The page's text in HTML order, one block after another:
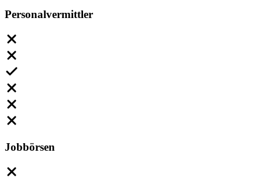
Personalvermittler
Jobbörsen